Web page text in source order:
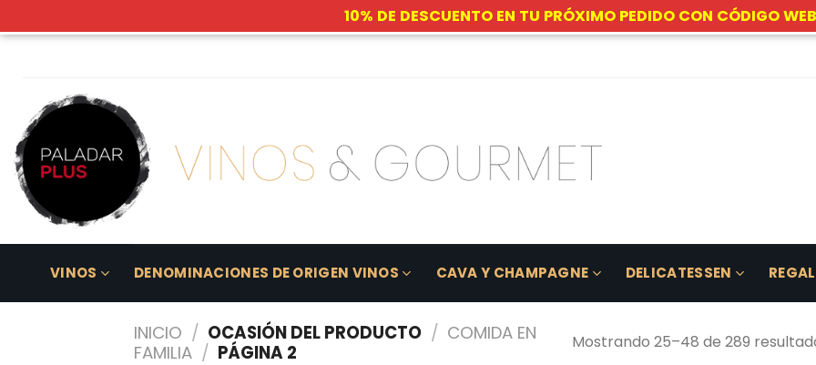
Skip
VINOS DENOMINACIONES DE ORIGEN VINOS CAVA Y CHAMPAGNE DELICATESSEN
INICIO / OCASIÓN DEL PRODUCTO / COMIDA EN
FAMILIA / PÁGINA 2 Mostrando 25–48 de 289
10% DE DESCUENTO EN TU PRÓXIMO PEDIDO CON CÓDIGO